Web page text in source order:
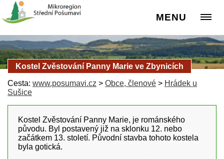
MENU
Kostel Zvěstování Panny Marie ve Zbynicích
Cesta: www.posumavi.cz > Obce, členové > Hrádek u
Sušice
Kostel Zvěstování Panny Marie, je románského
původu. Byl postavený již na sklonku 12. nebo
začátkem 13. století. Původní stavba tohoto kostela
byla gotická.